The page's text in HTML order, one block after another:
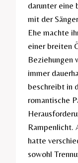
darunter eine
mit der
Ehe machte
einer breiten
Beziehungen
immer
beschreibt in
romantische
Rampenlicht.
hatte
sowohl